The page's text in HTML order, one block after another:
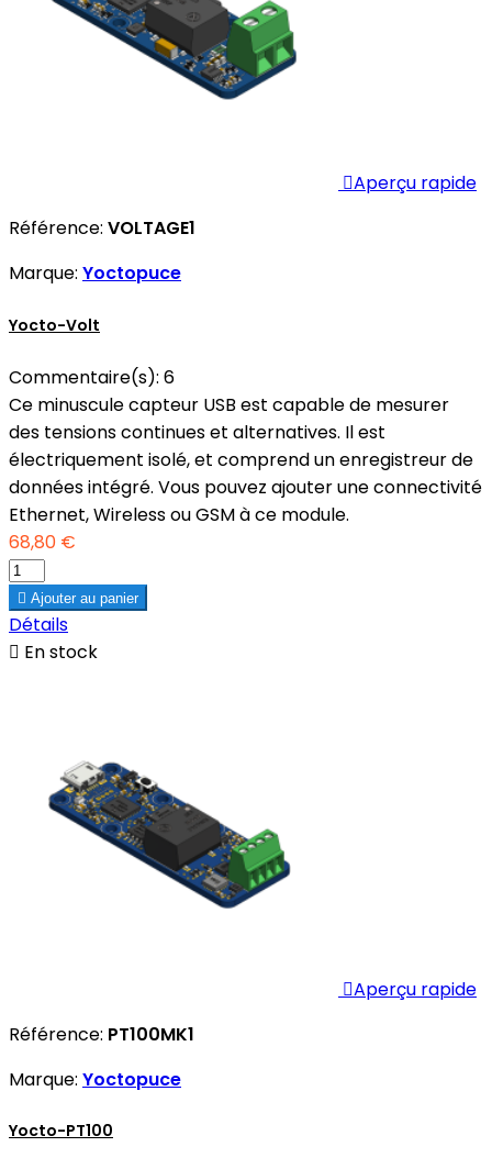
Aperçu rapide
Référence: VOLTAGE1
Marque: Yoctopuce
Yocto-Volt
Commentaire(s): 6
Ce minuscule capteur USB est capable de mesurer
des tensions continues et alternatives. Il est
électriquement isolé, et comprend un enregistreur de
données intégré. Vous pouvez ajouter une connectivité
Ethernet, Wireless ou GSM à ce module.
68,80 €
 Ajouter au panier
Détails
 En stock
Aperçu rapide
Référence: PT100MK1
Marque: Yoctopuce
Yocto-PT100